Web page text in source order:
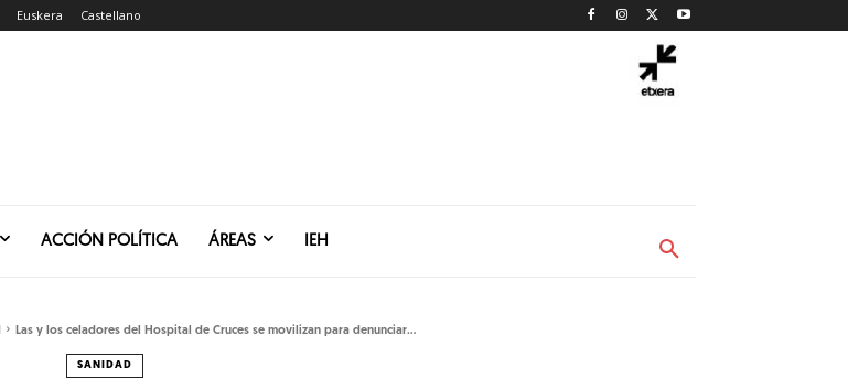
Euskera Castellano
ACCIÓN POLÍTICA ÁREAS IEH
Las y los celadores del Hospital de Cruces se movilizan para denunciar...
SANIDAD